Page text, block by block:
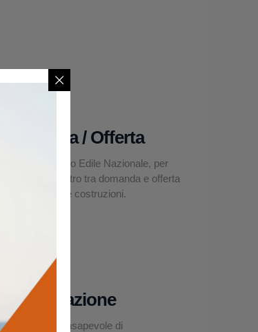
Domanda / Offerta
La Borsa Lavoro Edile Nazionale, per
facilitare l’incontro tra domanda e offerta
nel settore delle costruzioni.
Asseverazione
Un modello consapevole di